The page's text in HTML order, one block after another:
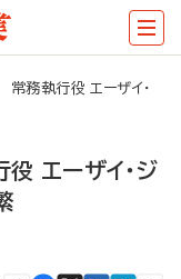
常務執行役 エーザイ・
エーザイ・ジ